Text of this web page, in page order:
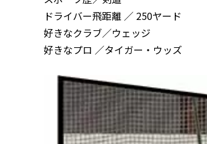
ドライバー飛距離 ／ 250ヤード
好きなクラブ／ウェッジ
好きなプロ ／タイガー・ウッズ